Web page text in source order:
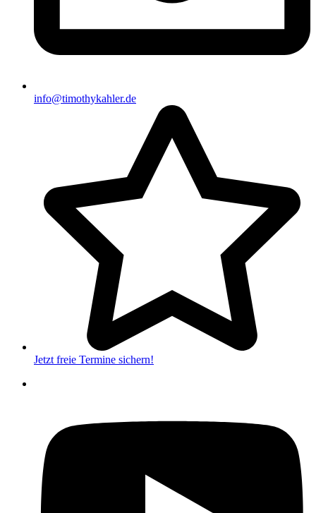
info@timothykahler.de
Jetzt freie Termine sichern!